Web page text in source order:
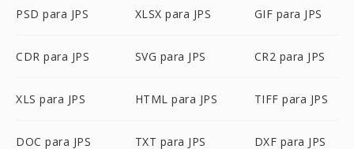
PSD para JPS XLSX para JPS GIF para JPS
CDR para JPS SVG para JPS CR2 para JPS
XLS para JPS HTML para JPS TIFF para JPS
DOC para JPS TXT para JPS DXF para JPS